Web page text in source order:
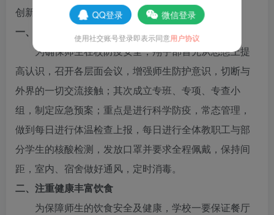
创新工作，科学施策。
一、精心部署科学防疫
为确保师生在校防疫安全，翔宇部首先从思想上提
高认识，召开各层面会议，增强师生防护意识，切断与
外界的一切交流接触；其次成立专班、专项、专查小
组，制定应急预案；重点是进行科学防疫，常态管理，
做到每日进行体温检查上报，每日进行全体教职工与部
分学生的核酸检测，发放口罩并要求全程佩戴，保持间
距，室内、宿舍做好通风，定时消毒。
二、注重健康丰富饮食
为保障师生的饮食安全及健康，学校一要保证餐厅
QQ登录 微信登录
使用社交账号登录即表示同意用户协议